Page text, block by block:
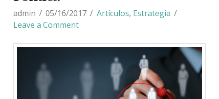
admin 05/16/2017 Artículos, Estrategia
Leave a Comment